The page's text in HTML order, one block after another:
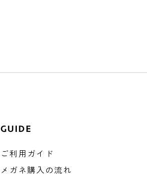
GUIDE
ご利用ガイド
メガネ購入の流れ